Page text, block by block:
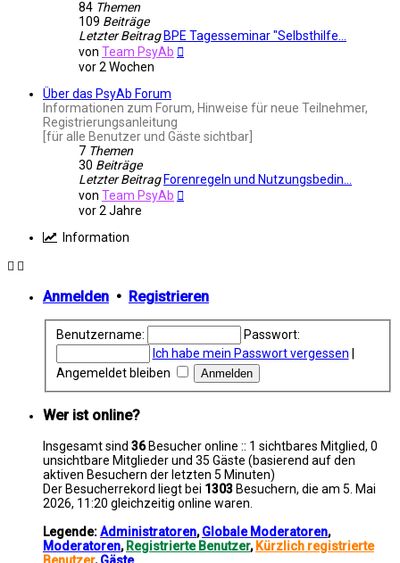
84 Themen
109 Beiträge
Letzter Beitrag BPE Tagesseminar "Selbsthilfe…
von Team PsyAb
vor 2 Wochen
Über das PsyAb Forum
Informationen zum Forum, Hinweise für neue Teilnehmer,
Registrierungsanleitung
[für alle Benutzer und Gäste sichtbar]
7 Themen
30 Beiträge
Letzter Beitrag Forenregeln und Nutzungsbedin…
von Team PsyAb
vor 2 Jahre
Information
Anmelden • Registrieren
Benutzername:
Passwort:
Ich habe mein Passwort vergessen
Angemeldet bleiben
Wer ist online?
Insgesamt sind 36Besucher online :: 1 sichtbares Mitglied, 0
unsichtbare Mitglieder und 35 Gäste (basierend auf den
aktiven Besuchern der letzten 5 Minuten)
Der Besucherrekord liegt bei 1303 Besuchern, die am 5. Mai
2026, 11:20 gleichzeitig online waren.
Legende:Administratoren,Globale Moderatoren,
Moderatoren, Registrierte Benutzer, Kürzlich registrierte
Benutzer,Gäste